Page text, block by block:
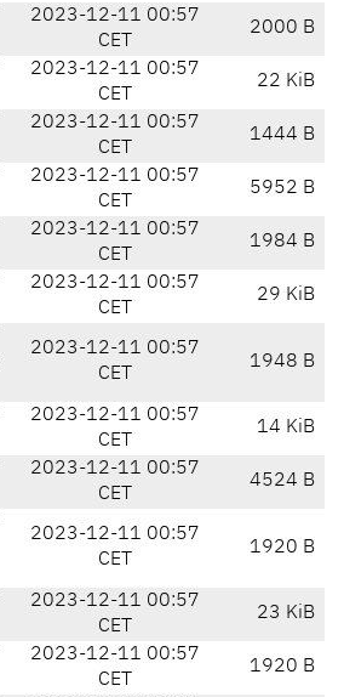
2023-12-11 00:57
CET
2000 B
2023-12-11 00:57
CET
22 KiB
2023-12-11 00:57
CET
1444 B
2023-12-11 00:57
CET
5952 B
2023-12-11 00:57
CET
1984 B
2023-12-11 00:57
CET
29 KiB
2023-12-11 00:57
CET
1948 B
2023-12-11 00:57
CET
14 KiB
2023-12-11 00:57
CET
4524 B
2023-12-11 00:57
CET
1920 B
2023-12-11 00:57
CET
23 KiB
2023-12-11 00:57
CET
1920 B